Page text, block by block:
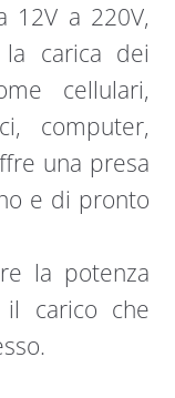
12V a 220V,
carica dei
cellulari,
computer,
una presa
e di pronto
la potenza
il carico che